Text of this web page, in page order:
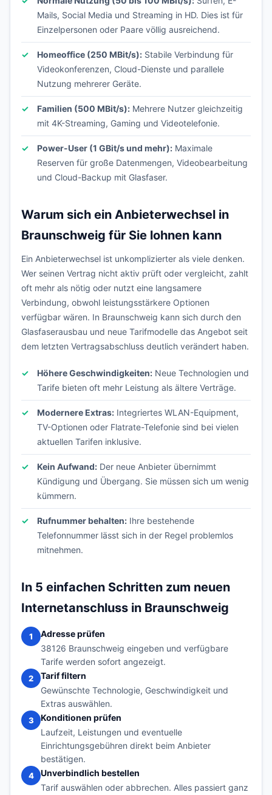
Mails, Social Media und Streaming in HD. Dies ist für
Einzelpersonen oder Paare völlig ausreichend.
Homeoffice (250 MBit/s): Stabile Verbindung für
Videokonferenzen, Cloud-Dienste und parallele
Nutzung mehrerer Geräte.
Familien (500 MBit/s): Mehrere Nutzer gleichzeitig
mit 4K-Streaming, Gaming und Videotelefonie.
Power-User (1 GBit/s und mehr): Maximale
Reserven für große Datenmengen, Videobearbeitung
und Cloud-Backup mit Glasfaser.
Warum sich ein Anbieterwechsel in
Braunschweig für Sie lohnen kann
Ein Anbieterwechsel ist unkomplizierter als viele denken.
Wer seinen Vertrag nicht aktiv prüft oder vergleicht, zahlt
oft mehr als nötig oder nutzt eine langsamere
Verbindung, obwohl leistungsstärkere Optionen
verfügbar wären. In Braunschweig kann sich durch den
Glasfaserausbau und neue Tarifmodelle das Angebot seit
dem letzten Vertragsabschluss deutlich verändert haben.
Höhere Geschwindigkeiten: Neue Technologien und
Tarife bieten oft mehr Leistung als ältere Verträge.
Modernere Extras: Integriertes WLAN-Equipment,
TV-Optionen oder Flatrate-Telefonie sind bei vielen
aktuellen Tarifen inklusive.
Kein Aufwand: Der neue Anbieter übernimmt
Kündigung und Übergang. Sie müssen sich um wenig
kümmern.
Rufnummer behalten: Ihre bestehende
Telefonnummer lässt sich in der Regel problemlos
mitnehmen.
In 5 einfachen Schritten zum neuen
Internetanschluss in Braunschweig
1
Adresse prüfen
38126 Braunschweig eingeben und verfügbare
Tarife werden sofort angezeigt.
2
Tarif filtern
Gewünschte Technologie, Geschwindigkeit und
Extras auswählen.
3
Konditionen prüfen
Laufzeit, Leistungen und eventuelle
Einrichtungsgebühren direkt beim Anbieter
bestätigen.
4
Unverbindlich bestellen
Tarif auswählen oder abbrechen. Alles passiert ganz